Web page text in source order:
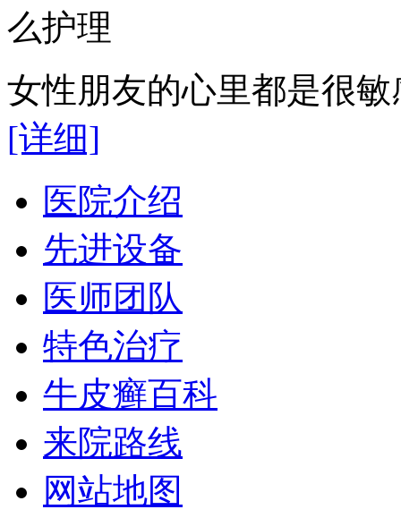
女性朋友的心里都是很
[详细]
医院介绍
先进设备
医师团队
特色治疗
牛皮癣百科
来院路线
网站地图